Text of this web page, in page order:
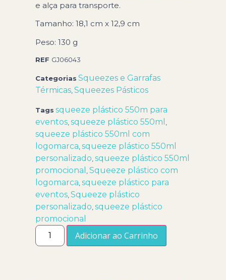
e alça para transporte.
Tamanho: 18,1 cm x 12,9 cm
Peso: 130 g
REF GJ06043
Categorias Squeezes e Garrafas
Térmicas,Squeezes Pásticos
Tags squeeze plástico 550m para
eventos,squeeze plástico 550ml ,
squeeze plástico 550ml com
logomarca,squeeze plástico 550ml
personalizado,squeeze plástico 550ml
promocional ,Squeeze plástico com
logomarca,squeeze plástico para
eventos,Squeeze plástico
personalizado,squeeze plástico
promocional
Adicionar ao Carrinho